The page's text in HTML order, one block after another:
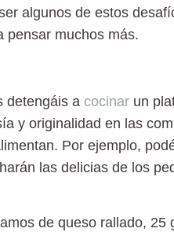
algunos de estos
pensar muchos más.
detengáis a cocinar un
y originalidad en las
Por ejemplo,
las delicias de los
de queso rallado, 25